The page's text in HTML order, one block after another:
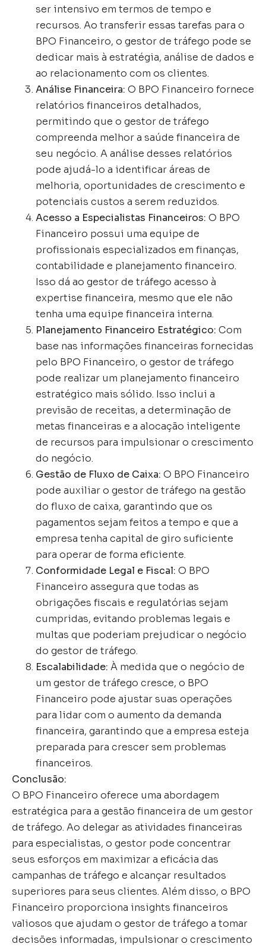
ser intensivo em termos de tempo e
recursos. Ao transferir essas tarefas para o
BPO Financeiro, o gestor de tráfego pode se
dedicar mais à estratégia, análise de dados e
ao relacionamento com os clientes.
Análise Financeira: O BPO Financeiro fornece
relatórios financeiros detalhados,
permitindo que o gestor de tráfego
compreenda melhor a saúde financeira de
seu negócio. A análise desses relatórios
pode ajudá-lo a identificar áreas de
melhoria, oportunidades de crescimento e
potenciais custos a serem reduzidos.
Acesso a Especialistas Financeiros: O BPO
Financeiro possui uma equipe de
profissionais especializados em finanças,
contabilidade e planejamento financeiro.
Isso dá ao gestor de tráfego acesso à
expertise financeira, mesmo que ele não
tenha uma equipe financeira interna.
Planejamento Financeiro Estratégico: Com
base nas informações financeiras fornecidas
pelo BPO Financeiro, o gestor de tráfego
pode realizar um planejamento financeiro
estratégico mais sólido. Isso inclui a
previsão de receitas, a determinação de
metas financeiras e a alocação inteligente
de recursos para impulsionar o crescimento
do negócio.
Gestão de Fluxo de Caixa: O BPO Financeiro
pode auxiliar o gestor de tráfego na gestão
do fluxo de caixa, garantindo que os
pagamentos sejam feitos a tempo e que a
empresa tenha capital de giro suficiente
para operar de forma eficiente.
Conformidade Legal e Fiscal: O BPO
Financeiro assegura que todas as
obrigações fiscais e regulatórias sejam
cumpridas, evitando problemas legais e
multas que poderiam prejudicar o negócio
do gestor de tráfego.
Escalabilidade: À medida que o negócio de
um gestor de tráfego cresce, o BPO
Financeiro pode ajustar suas operações
para lidar com o aumento da demanda
financeira, garantindo que a empresa esteja
preparada para crescer sem problemas
financeiros.
Conclusão:
O BPO Financeiro oferece uma abordagem
estratégica para a gestão financeira de um gestor
de tráfego. Ao delegar as atividades financeiras
para especialistas, o gestor pode concentrar
seus esforços em maximizar a eficácia das
campanhas de tráfego e alcançar resultados
superiores para seus clientes. Além disso, o BPO
Financeiro proporciona insights financeiros
valiosos que ajudam o gestor de tráfego a tomar
decisões informadas, impulsionar o crescimento